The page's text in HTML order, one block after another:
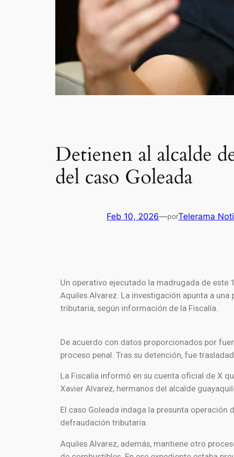
Detienen al alcalde
del caso Goleada
Feb 10, 2026—porTelerama
Un operativo ejecutado la madrugada de este
Aquiles Alvarez. La investigación apunta a
tributaria, según información de la Fiscalía.
De acuerdo con datos proporcionados por
proceso penal. Tras su detención, fue
La Fiscalía informó en su cuenta oficial de X
Xavier Alvarez, hermanos del alcalde
El caso Goleada indaga la presunta
defraudación tributaria.
Aquiles Alvarez, además, mantiene otro